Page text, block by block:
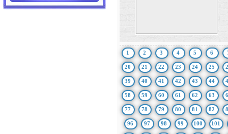
1 2 3 4 5 6
20 21 22 23 24 25
39 40 41 42 43 44
58 59 60 61 62 63
77 78 79 80 81 82
96 97 98 99 100 101